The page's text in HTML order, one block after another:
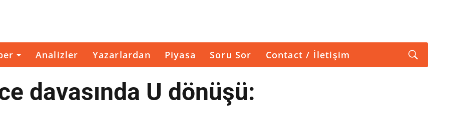
Analizler Yazarlardan Piyasa Soru Sor Contact / İletişim
davasında U dönüşü: